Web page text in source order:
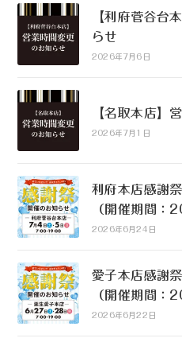
【利府菅谷台
らせ
2026年7月6日
【名取本店】
2026年7月1日
利府本店感謝
（開催期間
2026年6月24日
愛子本店感謝
（開催期間
2026年6月22日